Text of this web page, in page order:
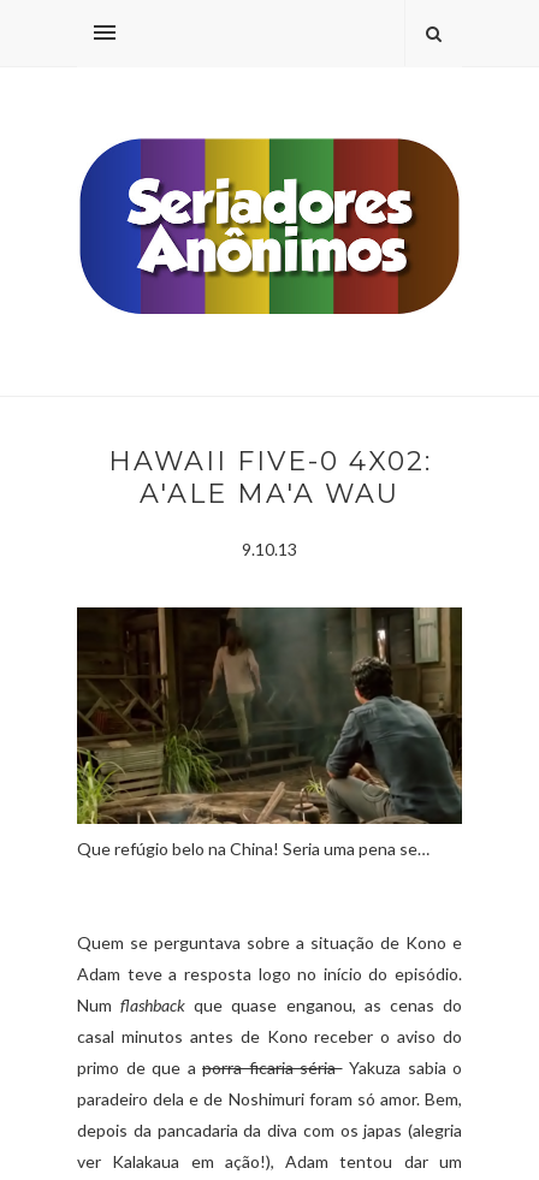
HAWAII FIVE-0 4X02:
A'ALE MA'A WAU
9.10.13
Que refúgio belo na China! Seria uma pena se…
Quem se perguntava sobre a situação de Kono e
Adam teve a resposta logo no início do episódio.
Numflashback que quase enganou, as cenas do
casal minutos antes de Kono receber o aviso do
primo de que a porra ficaria séria Yakuza sabia o
paradeiro dela e de Noshimuri foram só amor. Bem,
depois da pancadaria da diva com os japas (alegria
ver Kalakaua em ação!), Adam tentou dar um